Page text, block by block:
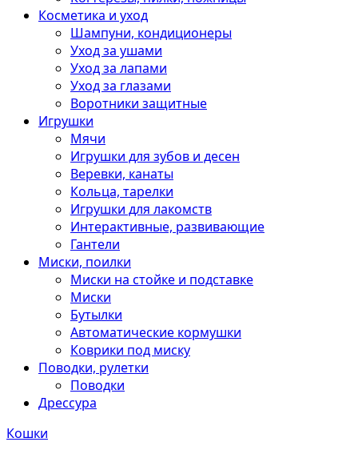
Косметика и уход
Шампуни, кондиционеры
Уход за ушами
Уход за лапами
Уход за глазами
Воротники защитные
Игрушки
Мячи
Игрушки для зубов и десен
Веревки, канаты
Кольца, тарелки
Игрушки для лакомств
Интерактивные, развивающие
Гантели
Миски, поилки
Миски на стойке и подставке
Миски
Бутылки
Автоматические кормушки
Коврики под миску
Поводки, рулетки
Поводки
Дрессура
Кошки